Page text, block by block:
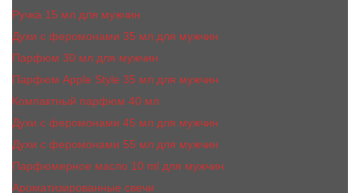
Ручка 15 мл для мужчин
Духи с феромонами 35 мл для мужчин
Парфюм 30 мл для мужчин
Парфюм Apple Style 35 мл для мужчин
Компактный парфюм 40 мл
Духи с феромонами 45 мл для мужчин
Духи с феромонами 55 мл для мужчин
Парфюмерное масло 10 ml для мужчин
Ароматизированные свечи